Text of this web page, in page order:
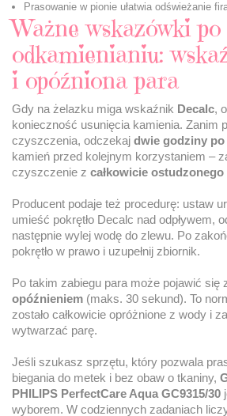
Prasowanie w pionie ułatwia odświeżanie
Ważne wskazówki po
odkamienianiu:
i opóźniona para
Gdy na żelazku miga wskaźnik Decalc,
konieczność usunięcia kamienia. Zanim
czyszczenia, odczekaj dwie godziny
kamień przed kolejnym korzystaniem –
czyszczenie z całkowicie ostudzonego
Producent podaje też procedurę: ustaw
umieść pokrętło Decalc nad odpływem,
następnie wylej wodę do zlewu. Po
pokrętło w prawo i uzupełnij zbiornik.
Po takim zabiegu para może pojawić się
opóźnieniem (maks. 30 sekund). To
zostało całkowicie opróżnione z wody i
wytwarzać parę.
Jeśli szukasz sprzętu, który pozwala
biegania do metek i bez obaw o tkaniny,
PHILIPS PerfectCare Aqua GC9315/30
wyborem. W codziennych zadaniach